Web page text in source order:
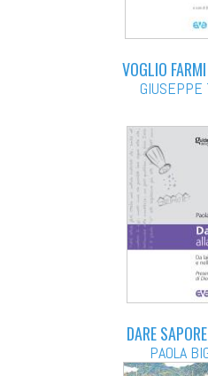
VOGLIO
GIUSEPPE
DARE
PAOLA